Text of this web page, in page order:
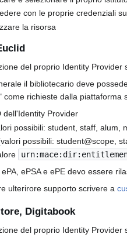
con le proprie credenziali
la risorsa
del proprio Identity
il bibliotecario deve
come richieste dalla
dell'Identity Provider
possibili: student, staff, alum,
possibili: student@scope,
ePSA e ePE devo essere
ulterirore supporto scrivere a
Digitabook
del proprio Identity